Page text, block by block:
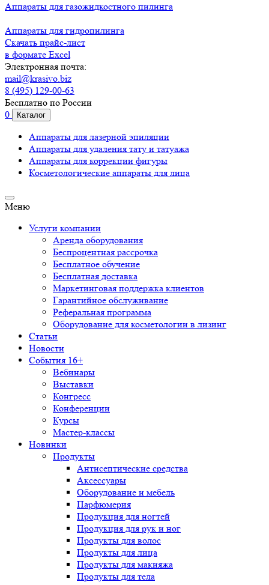
Аппараты для газожидкостного пилинга
Аппараты для гидропилинга
Скачать прайс-лист
в формате Excel
Электронная почта:
mail@krasivo.biz
8 (495) 129-00-63
Бесплатно по России
0
Каталог
Аппараты для лазерной эпиляции
Аппараты для удаления тату и татуажа
Аппараты для коррекции фигуры
Косметологические аппараты для лица
Меню
Услуги компании
Аренда оборудования
Беспроцентная рассрочка
Бесплатное обучение
Бесплатная доставка
Маркетинговая поддержка клиентов
Гарантийное обслуживание
Реферальная программа
Оборудование для косметологии в лизинг
Статьи
Новости
События 16+
Вебинары
Выставки
Конгресс
Конференции
Курсы
Мастер-классы
Новинки
Продукты
Антисептические средства
Аксессуары
Оборудование и мебель
Парфюмерия
Продукция для ногтей
Продукция для рук и ног
Продукты для волос
Продукты для лица
Продукты для макияжа
Продукты для тела